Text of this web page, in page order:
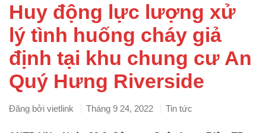
Huy động lực lượng xử
lý tình huống cháy giả
định tại khu chung cư An
Quý Hưng Riverside
Đăng bởi vietlink Tháng 9 24, 2022 Tin tức